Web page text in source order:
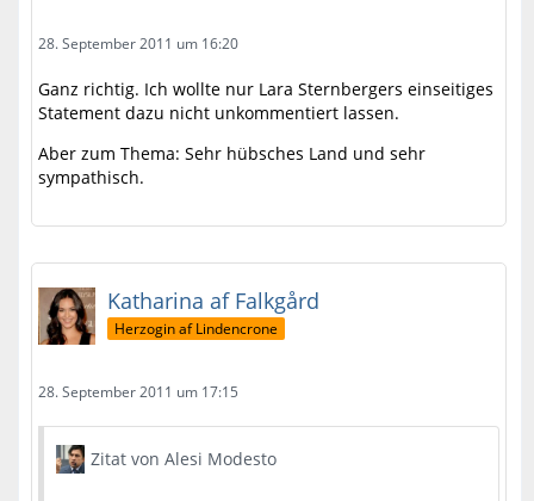
28. September 2011 um 16:20
Ganz richtig. Ich wollte nur Lara Sternbergers einseitiges
Statement dazu nicht unkommentiert lassen.
Aber zum Thema: Sehr hübsches Land und sehr
sympathisch.
Katharina af Falkgård
Herzogin af Lindencrone
28. September 2011 um 17:15
Zitat von Alesi Modesto